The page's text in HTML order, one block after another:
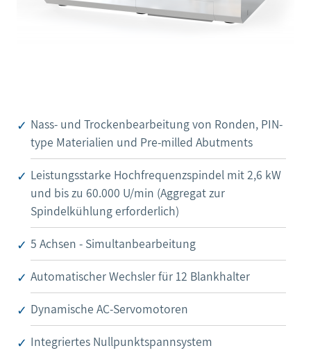
Nass- und Trockenbearbeitung von Ronden, PIN-
type Materialien und Pre-milled Abutments
Leistungsstarke Hochfrequenzspindel mit 2,6 kW
und bis zu 60.000 U/min (Aggregat zur
Spindelkühlung erforderlich)
5 Achsen - Simultanbearbeitung
Automatischer Wechsler für 12 Blankhalter
Dynamische AC-Servomotoren
Integriertes Nullpunktspannsystem